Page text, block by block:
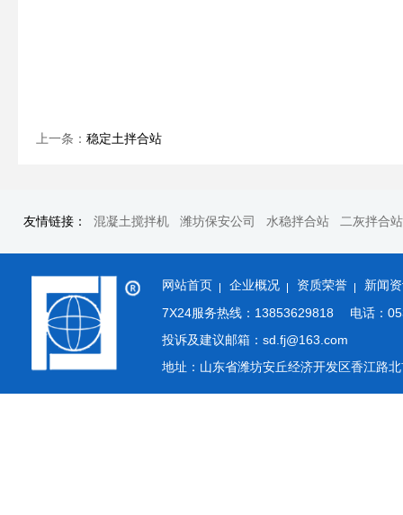
上一条： 稳定土拌合站
友情链接： 混凝土搅拌机 潍坊保安公司 水稳拌合站 二灰拌合站
网站首页 企业概况 资质荣誉 新闻
7X24服务热线：13853629818
电话：
投诉及建议邮箱：sd.fj@163.com
地址：山东省潍坊安丘经济开发区香江路